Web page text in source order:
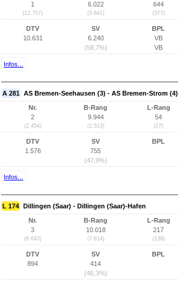
1
(12.757)
6.022
(3.641)
644
(377)
DTV
10.631
SV
6.240
(58,7%)
BPL
VB
VB
Infos...
A 281 AS Bremen-Seehausen (3) - AS Bremen-Strom (4)
Nr.
2
(2.454)
B-Rang
9.944
(2.513)
L-Rang
54
(27)
DTV
1.576
SV
755
(47,9%)
BPL
Infos...
L 174 Dillingen (Saar) - Dillingen (Saar)-Hafen
Nr.
3
(6.643)
B-Rang
10.018
(7.614)
L-Rang
217
(138)
DTV
894
SV
414
(46,3%)
BPL